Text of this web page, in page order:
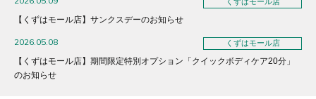
【くずはモール店】サンクスデーのお知らせ
2026.05.08 くずはモール店
【くずはモール店】期間限定特別オプション「クイックボディケア20分」
のお知らせ